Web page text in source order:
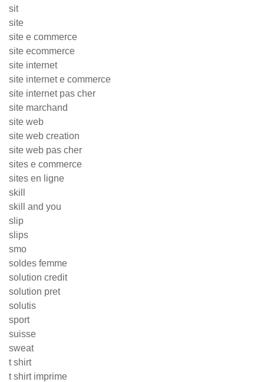
sit
site
site e commerce
site ecommerce
site internet
site internet e commerce
site internet pas cher
site marchand
site web
site web creation
site web pas cher
sites e commerce
sites en ligne
skill
skill and you
slip
slips
smo
soldes femme
solution credit
solution pret
solutis
sport
suisse
sweat
t shirt
t shirt imprime